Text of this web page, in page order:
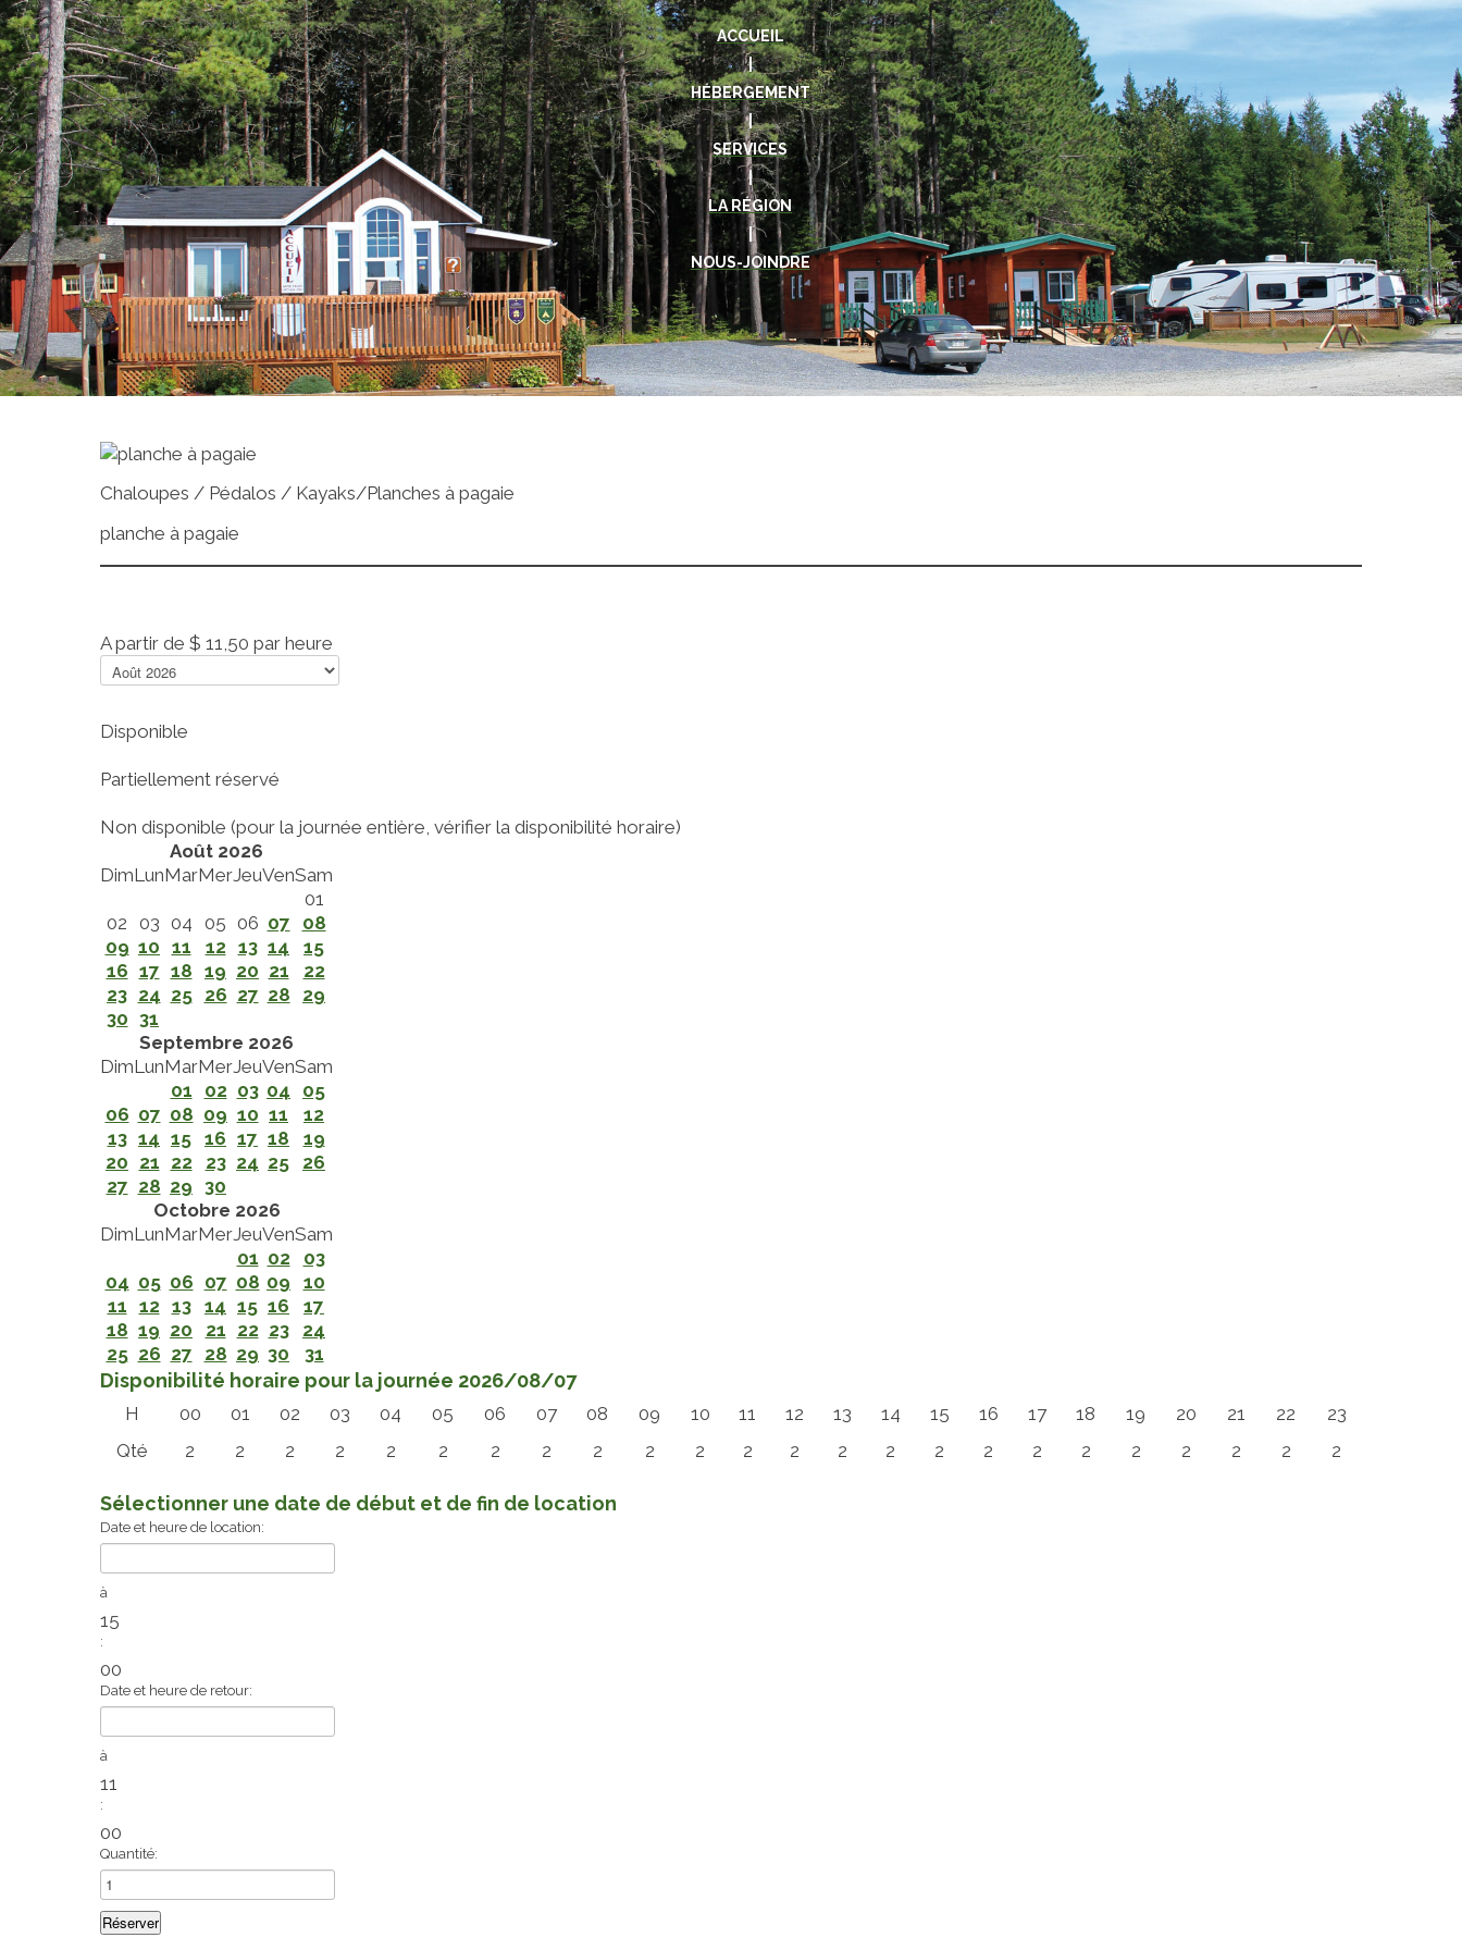
ACCUEIL
|
HÉBERGEMENT
|
SERVICES
|
LA RÉGION
|
NOUS-JOINDRE
Chaloupes / Pédalos / Kayaks/Planches à pagaie
planche à pagaie
A partir de $ 11,50 par heure
Disponible
Partiellement réservé
Non disponible (pour la journée entière, vérifier la disponibilité horaire)
Août 2026
DimLunMarMerJeuVenSam
01
02 03 04 05 06 07
08
09 10 11 12 13 14
15
16 17 18 19 20 21
22
23 24 25 26 27 28
29
30 31
Septembre 2026
DimLunMarMerJeuVenSam
01
02 03 04
05
06 07 08 09 10 11
12
13 14 15 16 17 18
19
20 21 22 23 24 25
26
27 28 29 30
Octobre 2026
DimLunMarMerJeuVenSam
01 02
03
04 05 06 07 08 09
10
11 12 13 14 15 16
17
18 19 20 21 22 23
24
25 26 27 28 29 30 31
Disponibilité horaire pour la journée 2026/08/07
H 00 01 02 03 04 05 06 07 08 09 10 11 12 13 14 15 16 17 18 19 20 21 22
23
Qté
2 2 2 2 2 2 2 2 2 2 2 2 2 2 2 2 2 2 2 2 2 2 2 2
Sélectionner une date de début et de fin de location
Date et heure de location:
à
15
:
00
Date et heure de retour:
à
11
:
00
Quantité: